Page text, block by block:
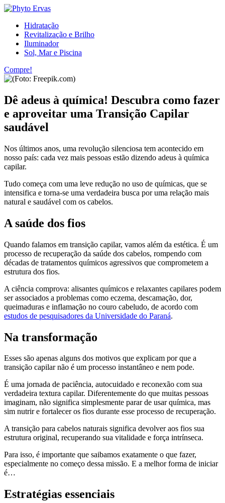
Hidratação
Revitalização e Brilho
Iluminador
Sol, Mar e Piscina
Compre!
Dê adeus à química! Descubra como fazer
e aproveitar uma Transição Capilar
saudável
Nos últimos anos, uma revolução silenciosa tem acontecido em
nosso país: cada vez mais pessoas estão dizendo adeus à química
capilar.
Tudo começa com uma leve redução no uso de químicas, que se
intensifica e torna-se uma verdadeira busca por uma relação mais
natural e saudável com os cabelos.
A saúde dos fios
Quando falamos em transição capilar, vamos além da estética. É um
processo de recuperação da saúde dos cabelos, rompendo com
décadas de tratamentos químicos agressivos que comprometem a
estrutura dos fios.
A ciência comprova: alisantes químicos e relaxantes capilares podem
ser associados a problemas como eczema, descamação, dor,
queimaduras e inflamação no couro cabeludo, de acordo com
estudos de pesquisadores da Universidade do Paraná.
Na transformação
Esses são apenas alguns dos motivos que explicam por que a
transição capilar não é um processo instantâneo e nem pode.
É uma jornada de paciência, autocuidado e reconexão com sua
verdadeira textura capilar. Diferentemente do que muitas pessoas
imaginam, não significa simplesmente parar de usar química, mas
sim nutrir e fortalecer os fios durante esse processo de recuperação.
A transição para cabelos naturais significa devolver aos fios sua
estrutura original, recuperando sua vitalidade e força intrínseca.
Para isso, é importante que saibamos exatamente o que fazer,
especialmente no começo dessa missão. E a melhor forma de iniciar
é…
Estratégias essenciais